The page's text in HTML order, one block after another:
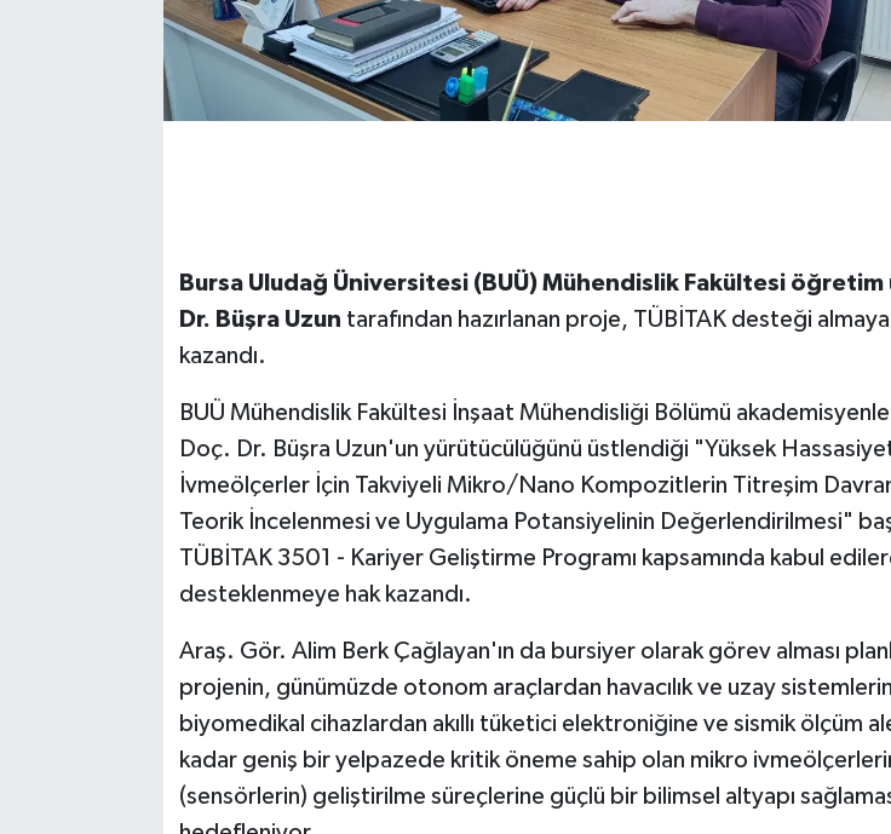
Bursa Uludağ Üniversitesi (BUÜ) Mühendislik Fakültesi öğretim
Dr. Büşra Uzun tarafından hazırlanan proje, TÜBİTAK desteği
kazandı.
BUÜ Mühendislik Fakültesi İnşaat Mühendisliği Bölümü
Doç. Dr. Büşra Uzun'un yürütücülüğünü üstlendiği "Yüksek
İvmeölçerler İçin Takviyeli Mikro/Nano Kompozitlerin Titreşim
Teorik İncelenmesi ve Uygulama Potansiyelinin Değerlendirilmesi"
TÜBİTAK 3501 - Kariyer Geliştirme Programı kapsamında kabul
desteklenmeye hak kazandı.
Araş. Gör. Alim Berk Çağlayan'ın da bursiyer olarak görev alması
projenin, günümüzde otonom araçlardan havacılık ve uzay
biyomedikal cihazlardan akıllı tüketici elektroniğine ve sismik ölçüm
kadar geniş bir yelpazede kritik öneme sahip olan mikro
(sensörlerin) geliştirilme süreçlerine güçlü bir bilimsel altyapı